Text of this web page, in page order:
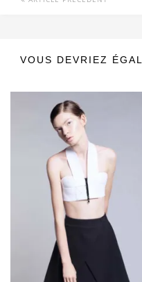
VOUS DEVRIEZ